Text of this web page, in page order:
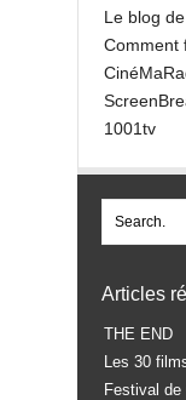
Le blog
Comment
1001tv
Articles
THE END
Les 30
Festival de